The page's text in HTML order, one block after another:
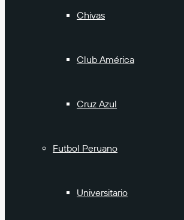
Chivas
Club América
Cruz Azul
Futbol Peruano
Universitario